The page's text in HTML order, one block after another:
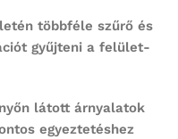
többféle szűrő és
gyűjteni a felület-
látott árnyalatok
egyeztetéshez